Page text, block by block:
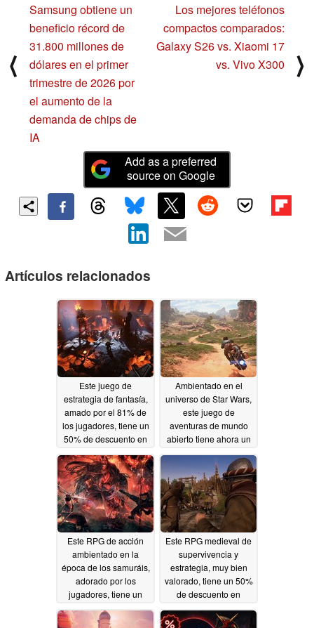
⟨
Samsung obtiene un
beneficio récord de
31.800 millones de
dólares en el primer
trimestre de 2026 por
el aumento de la
demanda de chips de
IA
Los mejores teléfonos
compactos comparados:
Galaxy S26 vs. Xiaomi 17
vs. Vivo X300
⟩
Add as a preferred
source on Google
Artículos relacionados
Este juego de
estrategia de fantasía,
amado por el 81% de
los jugadores, tiene un
50% de descuento en
Steam05/06/2026
Ambientado en el
universo de Star Wars,
este juego de
aventuras de mundo
abierto tiene ahora un
75% de descuento en
Steam05/05/2026
Este RPG de acción
ambientado en la
época de los samuráis,
adorado por los
jugadores, tiene un
90% de descuento en
Steam05/04/2026
Este RPG medieval de
supervivencia y
estrategia, muy bien
valorado, tiene un 50%
de descuento en
Steam05/01/2026